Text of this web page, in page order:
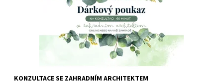
KONZULTACE SE ZAHRADNÍM ARCHITEKTEM